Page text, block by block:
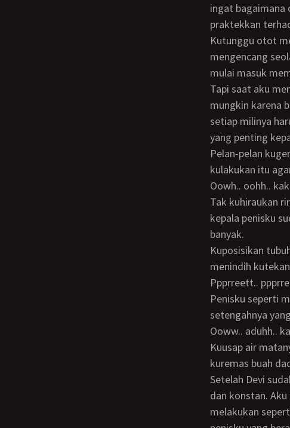
ingat bagaimana
praktekkan
Kutunggu otot memeknya mengendur baru kutekan penisku, dan saat ototnya
mengencang
mulai masuk
Tapi saat aku
mungkin karena
setiap milinya
yang penting
Pelan-pelan kugerakkan pinggulku naik turun mengeluar masukkan kepala penisku,
kulakukan itu
oowh.. oohh..
tak kuhiraukan rintihannya Devi dan terus kuayunkan pinggulku, setelah kurasa
kepala penisku
banyak.
Kuposisikan tubuhku untuk menindih tubuhnya, bersamaan dengan rebahnya tubuhku
menindih
ppprreett..
Penisku seperti merobek sesuatu yang lembut, membuat penisku sampai
setengahnya
ooww.. aduhh..
Kuusap air matanya yang menetes menahan sakit, kuciumi wajah dan bibirnya juga
kuremas buah
Setelah Devi sudah cukup tenang, mulai kugenjot keluar masuk penisku secara pelan
dan konstan.
melakukan